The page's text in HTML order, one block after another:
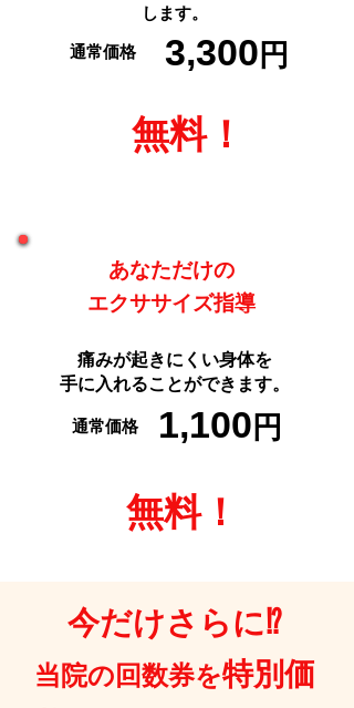
します。
通常価格 3,300 円
​無料！
あなただけの
​エクササイズ指導
​痛みが起きにくい身体を
手に入れることができます。
通常価格 1,100 円
​無料！
今だけさらに⁉
​当院の回数券を特別価